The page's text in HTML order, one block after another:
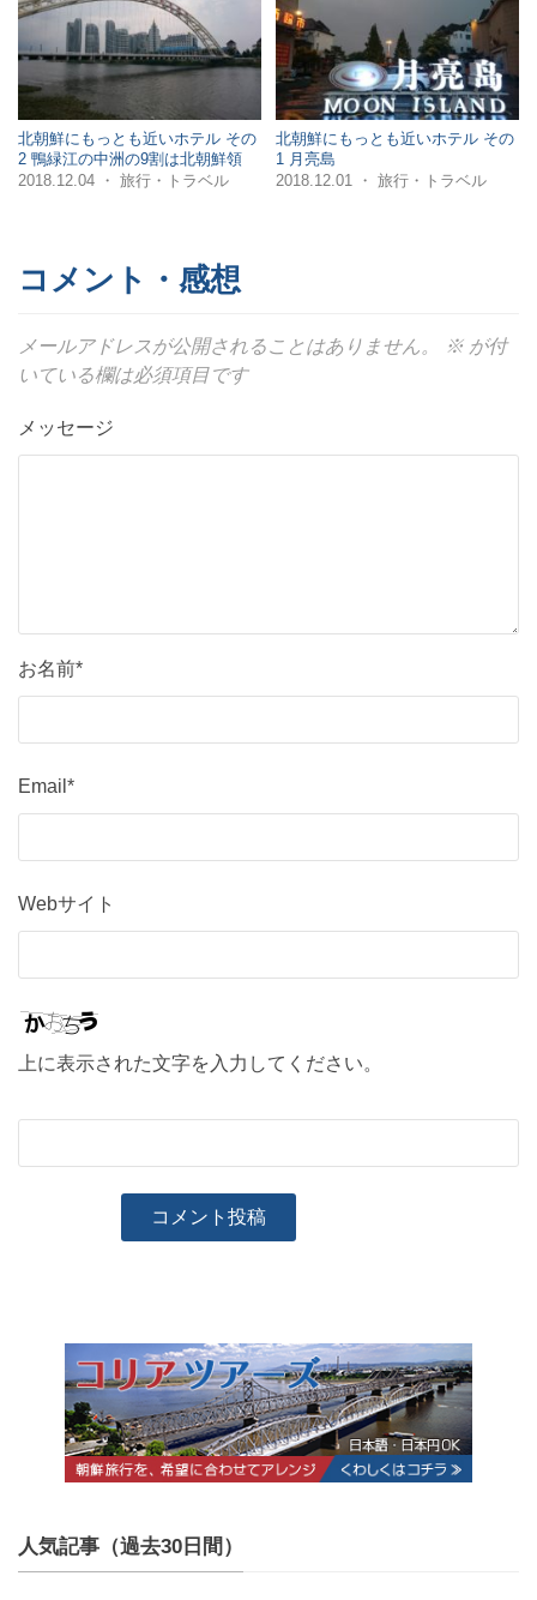
北朝鮮にもっとも近いホテル その
2 鴨緑江の中洲の9割は北朝鮮領
2018.12.04 ・ 旅行・トラベル
北朝鮮にもっとも近いホテル その
1 月亮島
2018.12.01 ・旅行・トラベル
コメント・感想
メールアドレスが公開されることはありません。 ※ が付
いている欄は必須項目です
メッセージ
お名前*
Email*
Webサイト
上に表示された文字を入力してください。
人気記事（過去30日間）